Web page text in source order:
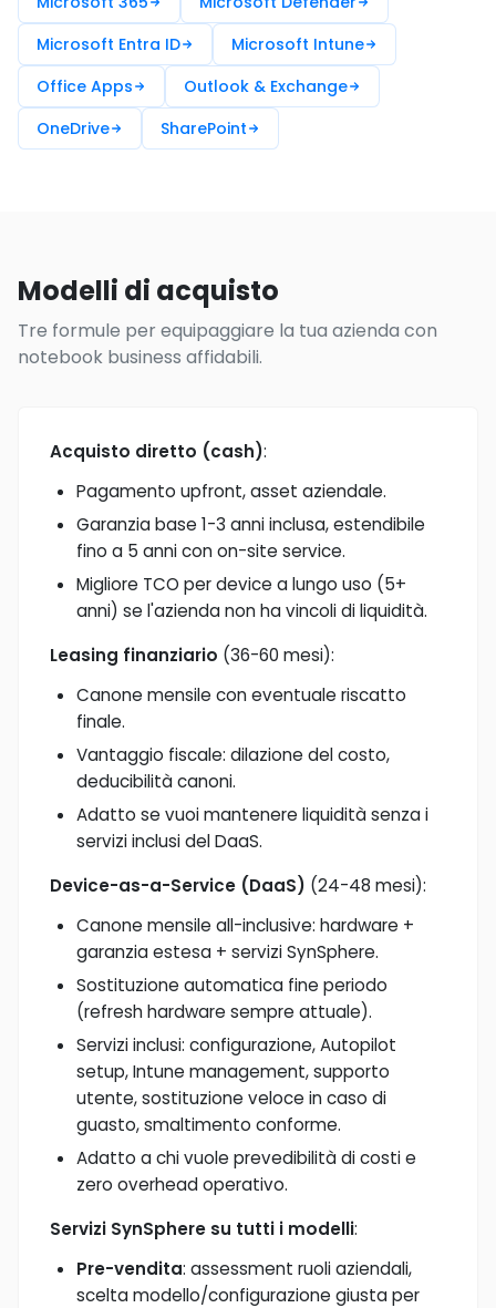
Microsoft Entra ID
Microsoft Intune
Office Apps
Outlook & Exchange
OneDrive
SharePoint
Modelli di acquisto
Tre formule per equipaggiare la tua azienda con
notebook business affidabili.
Acquisto diretto (cash):
Pagamento upfront, asset aziendale.
Garanzia base 1-3 anni inclusa, estendibile
fino a 5 anni con on-site service.
Migliore TCO per device a lungo uso (5+
anni) se l'azienda non ha vincoli di liquidità.
Leasing finanziario (36-60 mesi):
Canone mensile con eventuale riscatto
finale.
Vantaggio fiscale: dilazione del costo,
deducibilità canoni.
Adatto se vuoi mantenere liquidità senza i
servizi inclusi del DaaS.
Device-as-a-Service (DaaS) (24-48 mesi):
Canone mensile all-inclusive: hardware +
garanzia estesa + servizi SynSphere.
Sostituzione automatica fine periodo
(refresh hardware sempre attuale).
Servizi inclusi: configurazione, Autopilot
setup, Intune management, supporto
utente, sostituzione veloce in caso di
guasto, smaltimento conforme.
Adatto a chi vuole prevedibilità di costi e
zero overhead operativo.
Servizi SynSphere su tutti i modelli:
Pre-vendita: assessment ruoli aziendali,
scelta modello/configurazione giusta per